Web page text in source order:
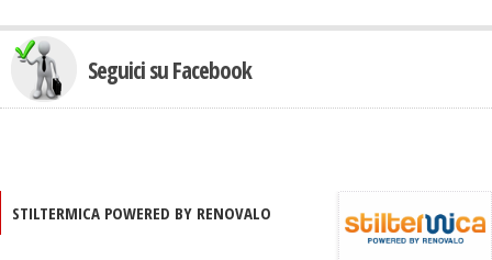
Seguici su Facebook
STILTERMICA POWERED BY RENOVALO